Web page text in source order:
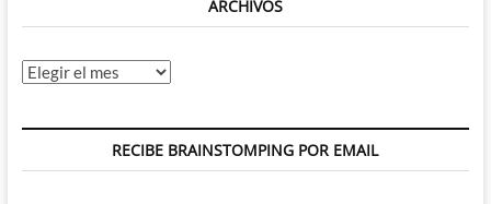
ARCHIVOS
Archivos
RECIBE BRAINSTOMPING POR EMAIL